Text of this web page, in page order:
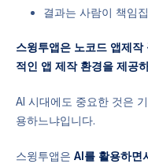
결과는 사람이 책임
스윙투앱은 노코드 앱제
적인 앱 제작 환경을 제공
AI 시대에도 중요한 것은
용하느냐입니다.
스윙투앱은 AI를 활용하면